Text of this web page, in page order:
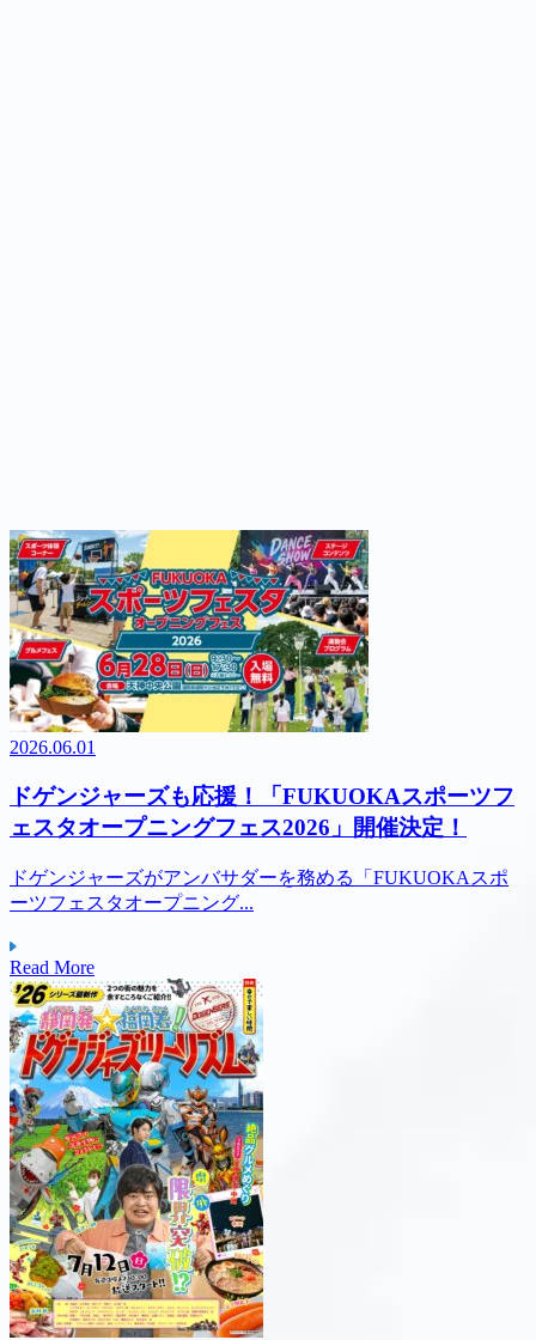
2026.06.01
ドゲンジャーズも応援！「FUKUOKAスポーツフ
ェスタオープニングフェス2026」開催決定！
ドゲンジャーズがアンバサダーを務める「FUKUOKAスポ
ーツフェスタオープニング...
Read More